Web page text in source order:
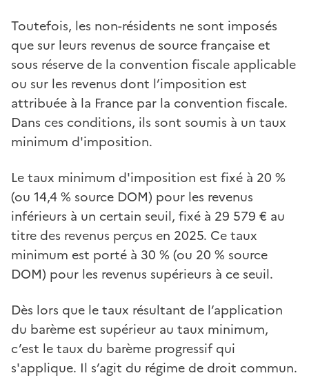
Toutefois, les non-résidents ne sont imposés
que sur leurs revenus de source française et
sous réserve de la convention fiscale applicable
ou sur les revenus dont l’imposition est
attribuée à la France par la convention fiscale.
Dans ces conditions, ils sont soumis à un taux
minimum d'imposition.
Le taux minimum d'imposition est fixé à 20 %
(ou 14,4 % source DOM) pour les revenus
inférieurs à un certain seuil, fixé à 29 579 € au
titre des revenus perçus en 2025. Ce taux
minimum est porté à 30 % (ou 20 % source
DOM) pour les revenus supérieurs à ce seuil.
Dès lors que le taux résultant de l’application
du barème est supérieur au taux minimum,
c’est le taux du barème progressif qui
s'applique. Il s’agit du régime de droit commun.